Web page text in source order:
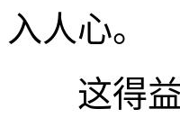
入人心。
这得益